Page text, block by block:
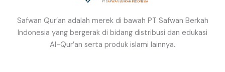
Safwan Qur’an adalah merek di bawah PT Safwan Berkah
Indonesia yang bergerak di bidang distribusi dan edukasi
Al-Qur’an serta produk islami lainnya.